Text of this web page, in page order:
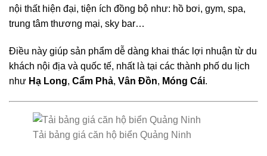
nội thất hiện đại, tiện ích đồng bộ như: hồ bơi, gym, spa,
trung tâm thương mại, sky bar…
Điều này giúp sản phẩm dễ dàng khai thác lợi nhuận từ du
khách nội địa và quốc tế, nhất là tại các thành phố du lịch
như Hạ Long, Cẩm Phả, Vân Đồn, Móng Cái.
Tải bảng giá căn hộ biển Quảng Ninh